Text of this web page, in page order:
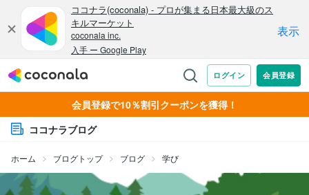
会員登録で10％割引クーポンを獲得！
ココナラブログ
ホーム ブログトップ ブログ 学び